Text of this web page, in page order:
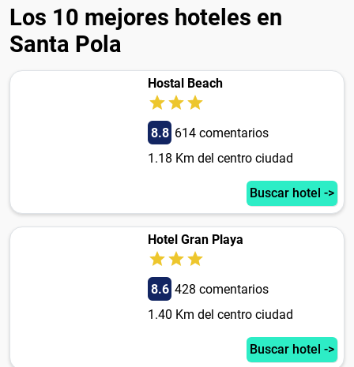
Los 10 mejores hoteles en
Santa Pola
Hostal Beach
8.8 614 comentarios
1.18 Km del centro ciudad
Buscar hotel ->
Hotel Gran Playa
8.6 428 comentarios
1.40 Km del centro ciudad
Buscar hotel ->